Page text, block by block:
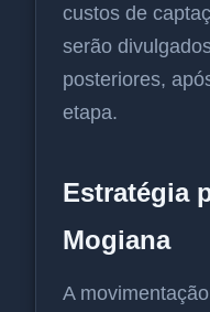
custos de
serão
posteriores,
etapa.
Estratégia
Mogiana
A